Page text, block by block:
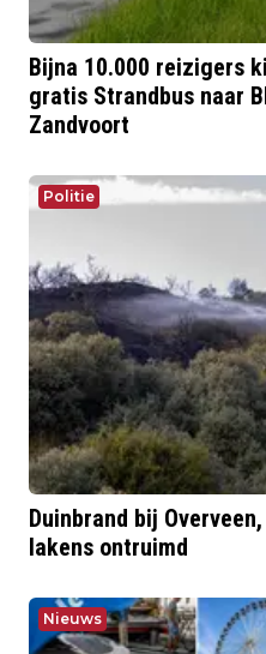
Bijna 10.000 reizigers
gratis Strandbus naar
Zandvoort
Politie
Duinbrand bij
lakens ontruimd
Nieuws